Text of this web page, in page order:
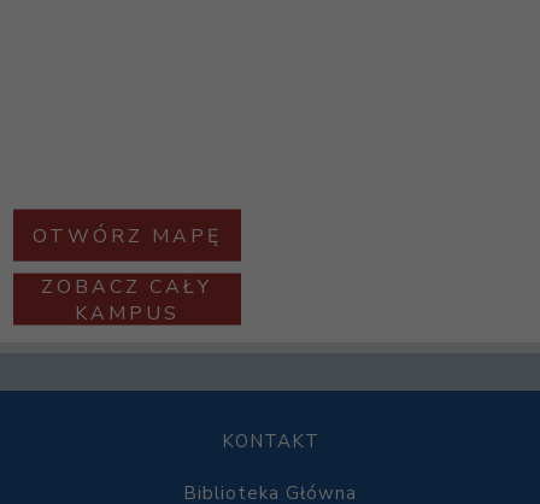
OTWÓRZ MAPĘ
ZOBACZ CAŁY
KAMPUS
KONTAKT
Biblioteka Główna